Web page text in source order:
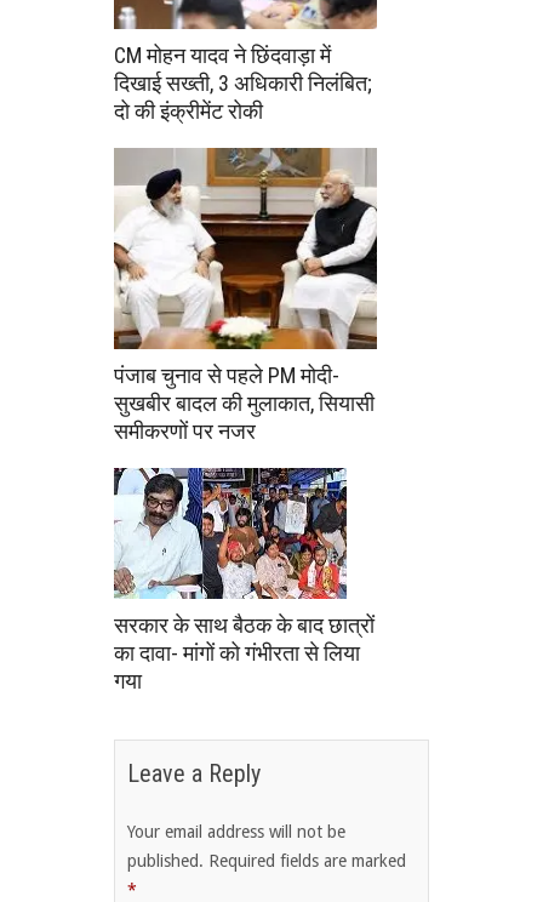
CM मोहन यादव ने छिंदवाड़ा में
दिखाई सख्ती, 3 अधिकारी निलंबित;
दो की इंक्रीमेंट रोकी
पंजाब चुनाव से पहले PM मोदी-
सुखबीर बादल की मुलाकात, सियासी
समीकरणों पर नजर
सरकार के साथ बैठक के बाद छात्रों
का दावा- मांगों को गंभीरता से लिया
गया
Leave a Reply
Your email address will not be
published. Required fields are marked
*